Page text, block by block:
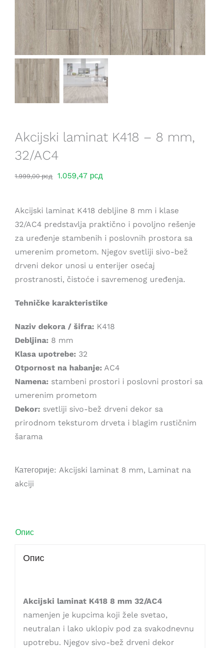
Saveti
Lokacije
Akcijski laminat K418 – 8 mm,
32/AC4
1.999,00рсд
Оригинална
била:
1.999,00 рсд.
1.059,47 рсд
1.059,47 рсд.
Akcijski laminat K418 debljine 8 mm i klase
32/AC4 predstavlja praktično i povoljno rešenje
za uređenje stambenih i poslovnih prostora sa
umerenim prometom. Njegov svetliji sivo-bež
drveni dekor unosi u enterijer osećaj
prostranosti, čistoće i savremenog uređenja.
Tehničke karakteristike
Naziv dekora / šifra: K418
Debljina: 8 mm
Klasa upotrebe: 32
Otpornost na habanje: AC4
Namena: stambeni prostori i poslovni prostori sa
umerenim prometom
Dekor: svetliji sivo-bež drveni dekor sa
prirodnom teksturom drveta i blagim rustičnim
šarama
Категорије: Akcijski laminat 8 mm, Laminat na
akciji
Опис
Опис
Akcijski laminat K418 8 mm 32/AC4
namenjen je kupcima koji žele svetao,
neutralan i lako uklopiv pod za svakodnevnu
upotrebu. Njegov sivo-bež drveni dekor